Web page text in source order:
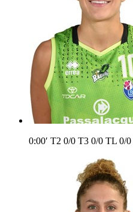
0:00′ T2 0/0 T3 0/0 TL 0/0